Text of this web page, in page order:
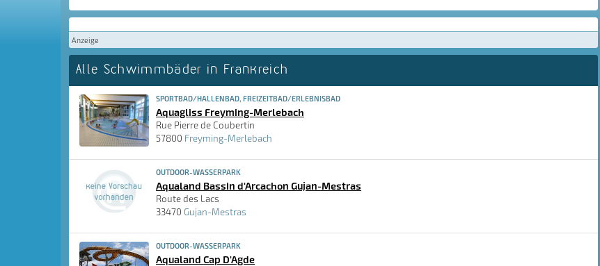
Anzeige
Alle Schwimmbäder in Frankreich
SPORTBAD/HALLENBAD, FREIZEITBAD/ERLEBNISBAD
Aquagliss Freyming-Merlebach
Rue Pierre de Coubertin
57800 Freyming-Merlebach
OUTDOOR-WASSERPARK
Aqualand Bassin d'Arcachon Gujan-Mestras
Route des Lacs
33470 Gujan-Mestras
OUTDOOR-WASSERPARK
Aqualand Cap D'Agde